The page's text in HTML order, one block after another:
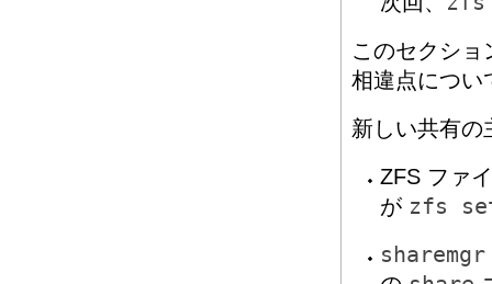
このセクシ
相違点につい
新しい共有の
ZFS ファ
が zfs
sharemgr